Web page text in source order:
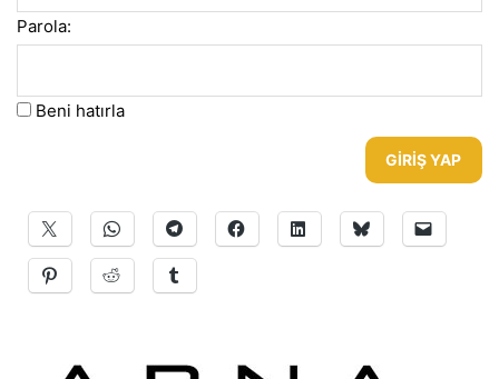
Parola:
Beni hatırla
GIRIŞ YAP